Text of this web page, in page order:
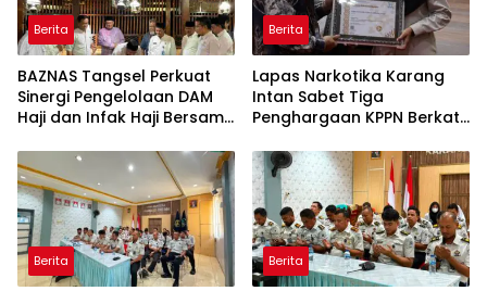
Berita
BAZNAS Tangsel Perkuat
Sinergi Pengelolaan DAM
Haji dan Infak Haji Bersama
Berita
Lapas Narkotika Karang
Intan Sabet Tiga
Penghargaan KPPN Berkat
yang Transparan dan
Akuntabel
Berita Berita